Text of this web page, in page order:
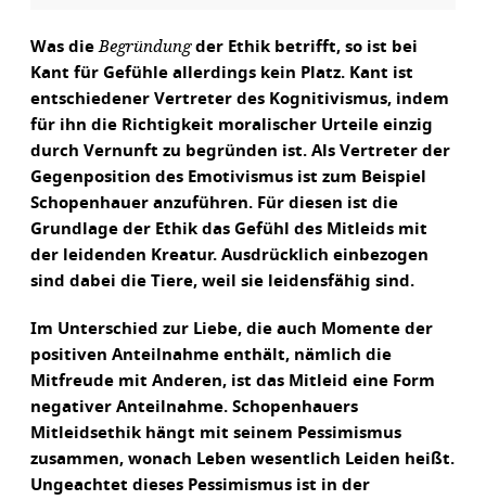
Was dieBegründungder Ethik betrifft, so ist bei
Kant für Gefühle allerdings kein Platz. Kant ist
entschiedener Vertreter des Kognitivismus, indem
für ihn die Richtigkeit moralischer Urteile einzig
durch Vernunft zu begründen ist. Als Vertreter der
Gegenposition des Emotivismus ist zum Beispiel
Schopenhauer anzuführen. Für diesen ist die
Grundlage der Ethik das Gefühl des Mitleids mit
der leidenden Kreatur. Ausdrücklich einbezogen
sind dabei die Tiere, weil sie leidensfähig sind.
Im Unterschied zur Liebe, die auch Momente der
positiven Anteilnahme enthält, nämlich die
Mitfreude mit Anderen, ist das Mitleid eine Form
negativer Anteilnahme. Schopenhauers
Mitleidsethik hängt mit seinem Pessimismus
zusammen, wonach Leben wesentlich Leiden heißt.
Ungeachtet dieses Pessimismus ist in der